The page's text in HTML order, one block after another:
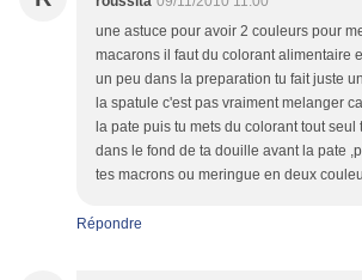
une astuce pour avoir 2 couleurs pour
macarons il faut du colorant alimentaire
un peu dans la preparation tu fait juste
la spatule c'est pas vraiment melanger
la pate puis tu mets du colorant tout
dans le fond de ta douille avant la pate
tes macrons ou meringue en deux
Répondre